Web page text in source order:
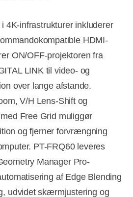
4K-infrastrukturer inkluderer
HDMI-
ON/OFF-projektoren fra
LINK til video- og
over lange afstande.
V/H Lens-Shift og
Free Grid muliggør
og fjerner forvrængning
PT-FRQ60 leveres
Manager Pro-
af Edge Blending
udvidet skærmjustering og